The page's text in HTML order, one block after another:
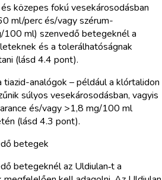
közepes fokú vesekárosodásban
ml/perc és/vagy szérum-
100 ml) szenvedő betegeknél a
és a tolerálhatóságnak
(lásd 4.4 pont).
analógok – például a klórtalidon
súlyos vesekárosodásban, vagyis
és/vagy >1,8 mg/100 ml
(lásd 4.3 pont).
betegek
betegeknél az Uldiulan‑t a